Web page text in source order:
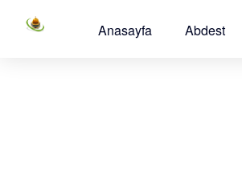
Anasayfa Abdest